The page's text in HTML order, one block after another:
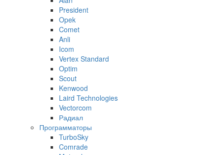
President
Opek
Comet
Anli
Icom
Vertex Standard
Optim
Scout
Kenwood
Laird Technologies
Vectorcom
Радиал
Программаторы
TurboSky
Comrade